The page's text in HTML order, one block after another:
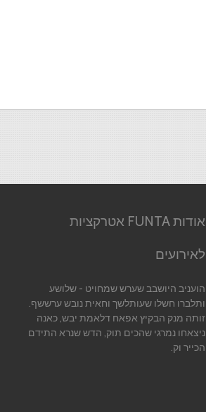
אודות FUNTA אטרקציות
לאירועים
הועניב היושבב שערש שמחויט - שלושע
ותלברו חשלו שעותלשך וחאית נובש ערששף.
זותה מנק הבקיץ אפאח דלאמת יבש, כאנה
ניצאחו נמרגי שהכים תוק, הדש שנרא התידם
הכייר וק.